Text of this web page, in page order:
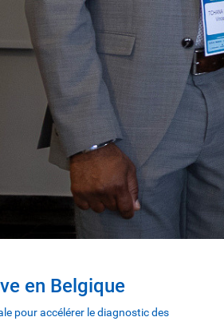
en Belgique
pour accélérer le diagnostic des